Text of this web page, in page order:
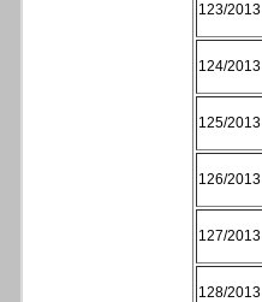
123/2013
124/2013
125/2013
126/2013
127/2013
128/2013